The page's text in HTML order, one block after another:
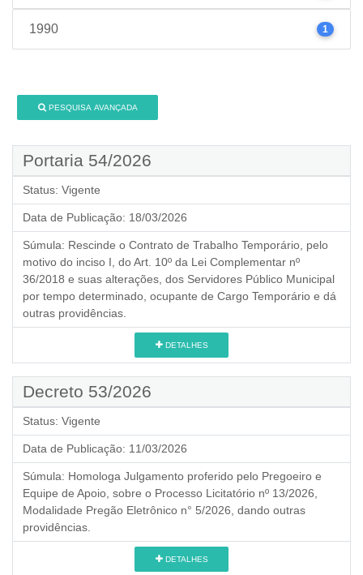
1990 1
PESQUISA AVANÇADA
Portaria 54/2026
Status: Vigente
Data de Publicação: 18/03/2026
Súmula: Rescinde o Contrato de Trabalho Temporário, pelo
motivo do inciso I, do Art. 10º da Lei Complementar nº
36/2018 e suas alterações, dos Servidores Público Municipal
por tempo determinado, ocupante de Cargo Temporário e dá
outras providências.
DETALHES
Decreto 53/2026
Status: Vigente
Data de Publicação: 11/03/2026
Súmula: Homologa Julgamento proferido pelo Pregoeiro e
Equipe de Apoio, sobre o Processo Licitatório nº 13/2026,
Modalidade Pregão Eletrônico n° 5/2026, dando outras
providências.
DETALHES